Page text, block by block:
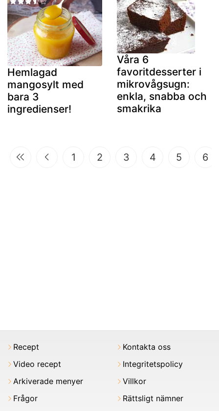
Hemlagad
mangosylt med
bara 3
ingredienser!
Våra 6
favoritdesserter i
mikrovågsugn:
enkla, snabba och
smakrika
1 2 3 4 5 6
Recept
Video recept
Arkiverade menyer
Frågor
Kontakta oss
Integritetspolicy
Villkor
Rättsligt nämner